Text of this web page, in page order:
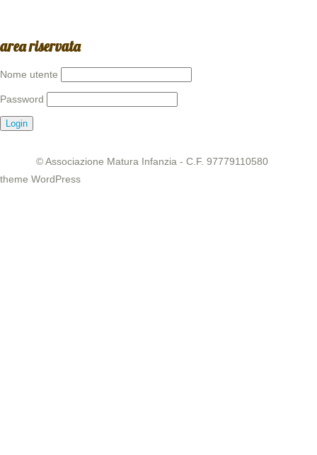
area riservata
Nome utente
Password
© Associazione Matura Infanzia - C.F. 97779110580
theme WordPress